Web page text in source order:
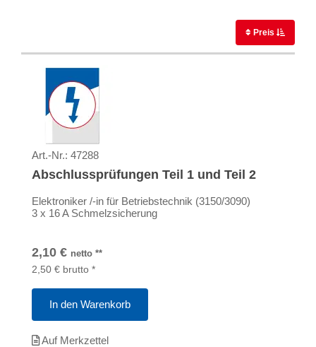
Preis
Art.-Nr.: 47288
Abschlussprüfungen Teil 1 und Teil 2
Elektroniker /-in für Betriebstechnik (3150/3090)
3 x 16 A Schmelzsicherung
2,10 € netto **
2,50 € brutto *
In den Warenkorb
Auf Merkzettel